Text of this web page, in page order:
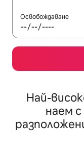
Освобождаване
Най-
наем